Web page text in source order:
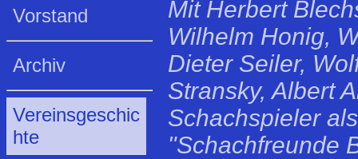
Vorstand
Archiv
Vereinsgeschic
hte
Mit Herbert
Wilhelm Honig,
Dieter Seiler,
Stransky, Albert
Schachspieler
"Schachfreunde